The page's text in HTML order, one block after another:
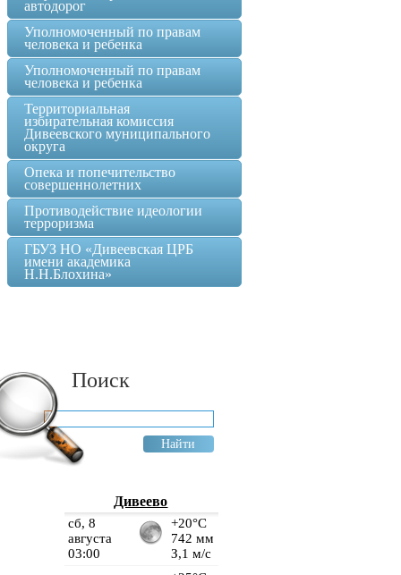
автодорог
Уполномоченный по правам
человека и ребенка
Уполномоченный по правам
человека и ребенка
Территориальная
избирательная комиссия
Дивеевского муниципального
округа
Опека и попечительство
совершеннолетних
Противодействие идеологии
терроризма
ГБУЗ НО «Дивеевская ЦРБ
имени академика
Н.Н.Блохина»
Поиск
Дивеево